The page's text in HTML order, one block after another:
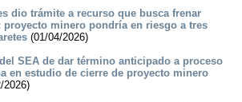
dio trámite a recurso que busca frenar
proyecto minero pondría en riesgo a tres
(01/04/2026)
SEA de dar término anticipado a proceso
en estudio de cierre de proyecto minero